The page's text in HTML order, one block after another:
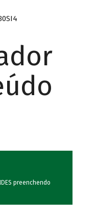
preenchendo